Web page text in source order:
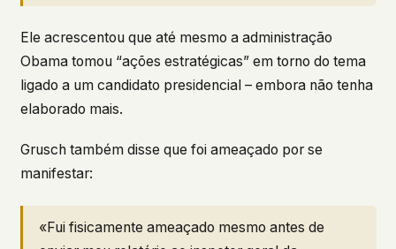
Ele acrescentou que até mesmo a administração
Obama tomou “ações estratégicas” em torno do tema
ligado a um candidato presidencial – embora não tenha
elaborado mais.
Grusch também disse que foi ameaçado por se
manifestar:
«Fui fisicamente ameaçado mesmo antes de